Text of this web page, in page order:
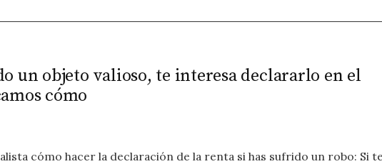
un objeto valioso, te interesa declararlo en el
cómo
cómo hacer la declaración de la renta si has sufrido un robo: Si te